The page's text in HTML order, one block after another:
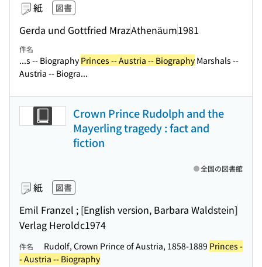
紙 図書
Gerda und Gottfried MrazAthenäum1981
件名
...s -- Biography Princes -- Austria -- Biography Marshals --
Austria -- Biogra...
Crown Prince Rudolph and the
Mayerling tragedy : fact and
fiction
紙 図書
Emil Franzel ; [English version, Barbara Waldstein]
Verlag Heroldc1974
全国の図書館
件名 Rudolf, Crown Prince of Austria, 1858-1889 Princes -
- Austria -- Biography